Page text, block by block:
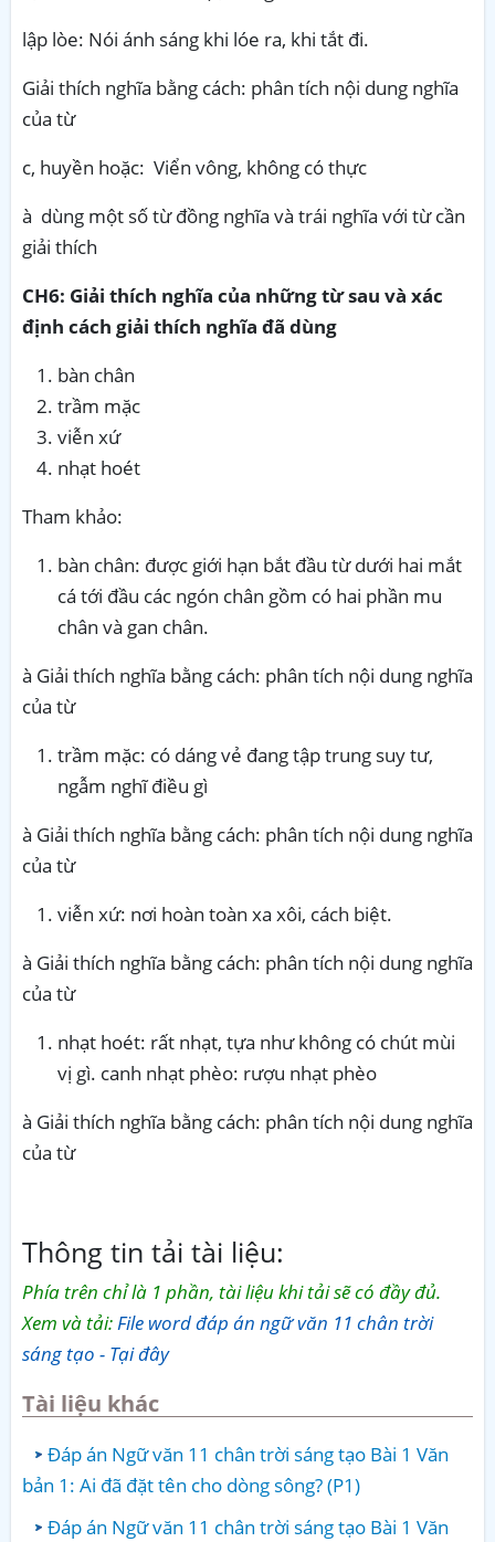
lập lòe: Nói ánh sáng khi lóe ra, khi tắt đi.
Giải thích nghĩa bằng cách: phân tích nội dung nghĩa
của từ
c, huyền hoặc: Viển vông, không có thực
à dùng một số từ đồng nghĩa và trái nghĩa với từ cần
giải thích
CH6: Giải thích nghĩa của những từ sau và xác
định cách giải thích nghĩa đã dùng
bàn chân
trầm mặc
viễn xứ
nhạt hoét
Tham khảo:
bàn chân: được giới hạn bắt đầu từ dưới hai mắt
cá tới đầu các ngón chân gồm có hai phần mu
chân và gan chân.
à Giải thích nghĩa bằng cách: phân tích nội dung nghĩa
của từ
trầm mặc: có dáng vẻ đang tập trung suy tư,
ngẫm nghĩ điều gì
à Giải thích nghĩa bằng cách: phân tích nội dung nghĩa
của từ
viễn xứ: nơi hoàn toàn xa xôi, cách biệt.
à Giải thích nghĩa bằng cách: phân tích nội dung nghĩa
của từ
nhạt hoét: rất nhạt, tựa như không có chút mùi
vị gì. canh nhạt phèo: rượu nhạt phèo
à Giải thích nghĩa bằng cách: phân tích nội dung nghĩa
của từ
Thông tin tải tài liệu:
Phía trên chỉ là 1 phần, tài liệu khi tải sẽ có đầy đủ.
Xem và tải: File word đáp án ngữ văn 11 chân trời
sáng tạo - Tại đây
Tài liệu khác
Đáp án Ngữ văn 11 chân trời sáng tạo Bài 1 Văn
bản 1: Ai đã đặt tên cho dòng sông? (P1)
Đáp án Ngữ văn 11 chân trời sáng tạo Bài 1 Văn